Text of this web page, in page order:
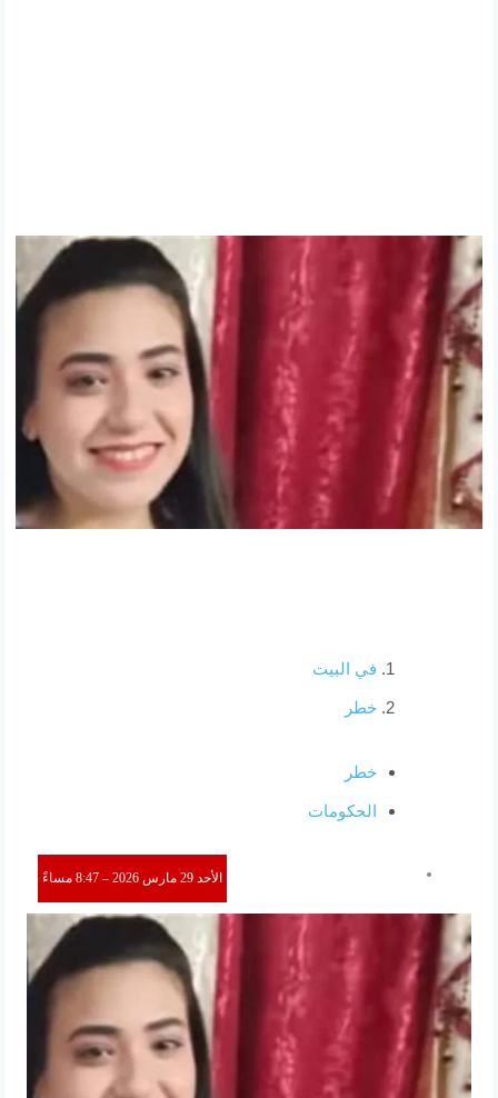
في البيت
خطر
خطر
الحكومات
الأحد 29 مارس 2026 – 8:47 مساءً